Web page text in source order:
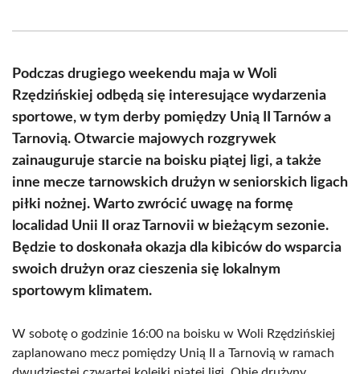
(Twitter)
Podczas drugiego weekendu maja w Woli
Rzędzińskiej odbędą się interesujące wydarzenia
sportowe, w tym derby pomiędzy Unią II Tarnów a
Tarnovią. Otwarcie majowych rozgrywek
zainauguruje starcie na boisku piątej ligi, a także
inne mecze tarnowskich drużyn w seniorskich ligach
piłki nożnej. Warto zwrócić uwagę na formę
localidad Unii II oraz Tarnovii w bieżącym sezonie.
Będzie to doskonała okazja dla kibiców do wsparcia
swoich drużyn oraz cieszenia się lokalnym
sportowym klimatem.
W sobotę o godzinie 16:00 na boisku w Woli Rzędzińskiej
zaplanowano mecz pomiędzy Unią II a Tarnovią w ramach